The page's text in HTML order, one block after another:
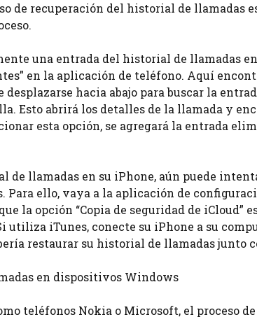
de recuperación del historial de llamadas
una entrada del historial de llamadas
en la aplicación de teléfono. Aquí
hacia abajo para buscar la
Esto abrirá los detalles de la llamada y
esta opción, se agregará la entrada
de llamadas en su iPhone, aún puede
Para ello, vaya a la aplicación de
la opción “Copia de seguridad de
utiliza iTunes, conecte su iPhone a su
restaurar su historial de llamadas junto
en dispositivos Windows
teléfonos Nokia o Microsoft, el proceso